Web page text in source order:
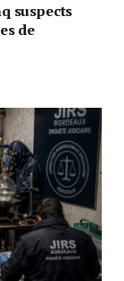
suspects
de